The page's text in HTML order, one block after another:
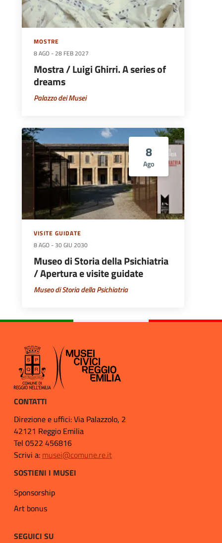
MOSTRE
8 AGO -28 FEB 2027
Mostra / Luigi Ghirri. A series of
dreams
Palazzo dei Musei
8
Ago
VISITE GUIDATE
8 AGO -30 GIU 2030
Museo di Storia della Psichiatria
/ Apertura e visite guidate
Museo di Storia della Psichiatria
CONTATTI
Direzione e uffici: Via Palazzolo, 2
42121 Reggio Emilia
Tel 0522 456816
Scrivi a: musei@comune.re.it
SOSTIENI I MUSEI
Sponsorship
Art bonus
SEGUICI SU